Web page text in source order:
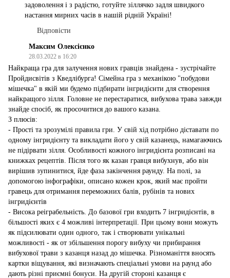
задоволення і з радістю, готуйте зіллячко задля швидкого
настання мирних часів в нашій рідній Україні!
Відповісти
Максим Олексієнко
28.03.2022 в 16:20
Найкраща гра для залучення нових гравців знайдена - зустрічайте
Пройдисвітів з Кведлібурга! Сімейна гра з механікою "побудови
мішечка" в якій ми будемо підбирати інгридієнти для створення
найкращого зілля. Головне не перестаратися, вибухова трава завжди
знайде спосіб, як просочитися до вашого казана.
З плюсів:
- Прості та зрозумілі правила гри. У свій хід потрібно діставати по
одному інгридієнту та викладати його у свій казанець, намагаючись
не підірвати зілля. Особливості кожного інгридієнта розписані на
книжках рецептів. Після того як казан гравця вибухнув, або він
вирішив зупинитися, йде фаза закінчення раунду. На полі, за
допомогою інфографіки, описано кожен крок, який має пройти
гравець для отримання переможних балів, рубінів та нових
інгридієнтів
- Висока реіграбельність. До базової гри входить 7 інгридієнтів, в
більшості яких є 4 можливі інтерпретації. При цьому вони можуть
як підсилювати один одного, так і створювати унікальні
можливості - як от збільшення порогу вибуху чи прибирання
вибухової трави з казанця назад до мішечка. Різноманіття вносять
картки віщування, які визначають спеціальні умови на раунд або
дають різні приємні бонуси. На другій стороні казанця є